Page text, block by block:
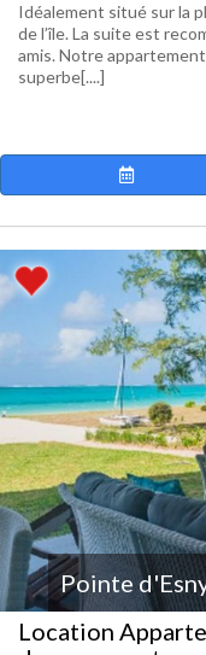
Idéalement situé sur la
de l’île. La suite est
amis. Notre
superbe[....]
Pointe
Location